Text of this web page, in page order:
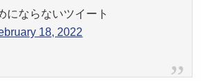
ならないツイート
18, 2022